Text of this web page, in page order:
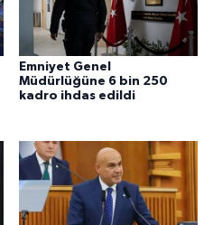
Emniyet Genel
Müdürlüğüne 6 bin 250
kadro ihdas edildi